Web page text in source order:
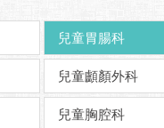
兒童胃腸科
兒童顱顏外科
兒童胸腔科